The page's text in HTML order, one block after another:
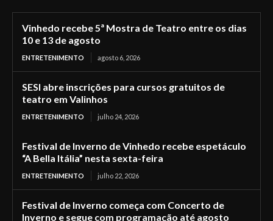
Vinhedo recebe 5ª Mostra de Teatro entre os dias
10 e 13 de agosto
ENTRETENIMENTO agosto 6, 2026
SESI abre inscrições para cursos gratuitos de
teatro em Valinhos
ENTRETENIMENTO julho 24, 2026
Festival de Inverno de Vinhedo recebe espetáculo
“A Bella Itália” nesta sexta-feira
ENTRETENIMENTO julho 22, 2026
Festival de Inverno começa com Concerto de
Inverno e segue com programação até agosto